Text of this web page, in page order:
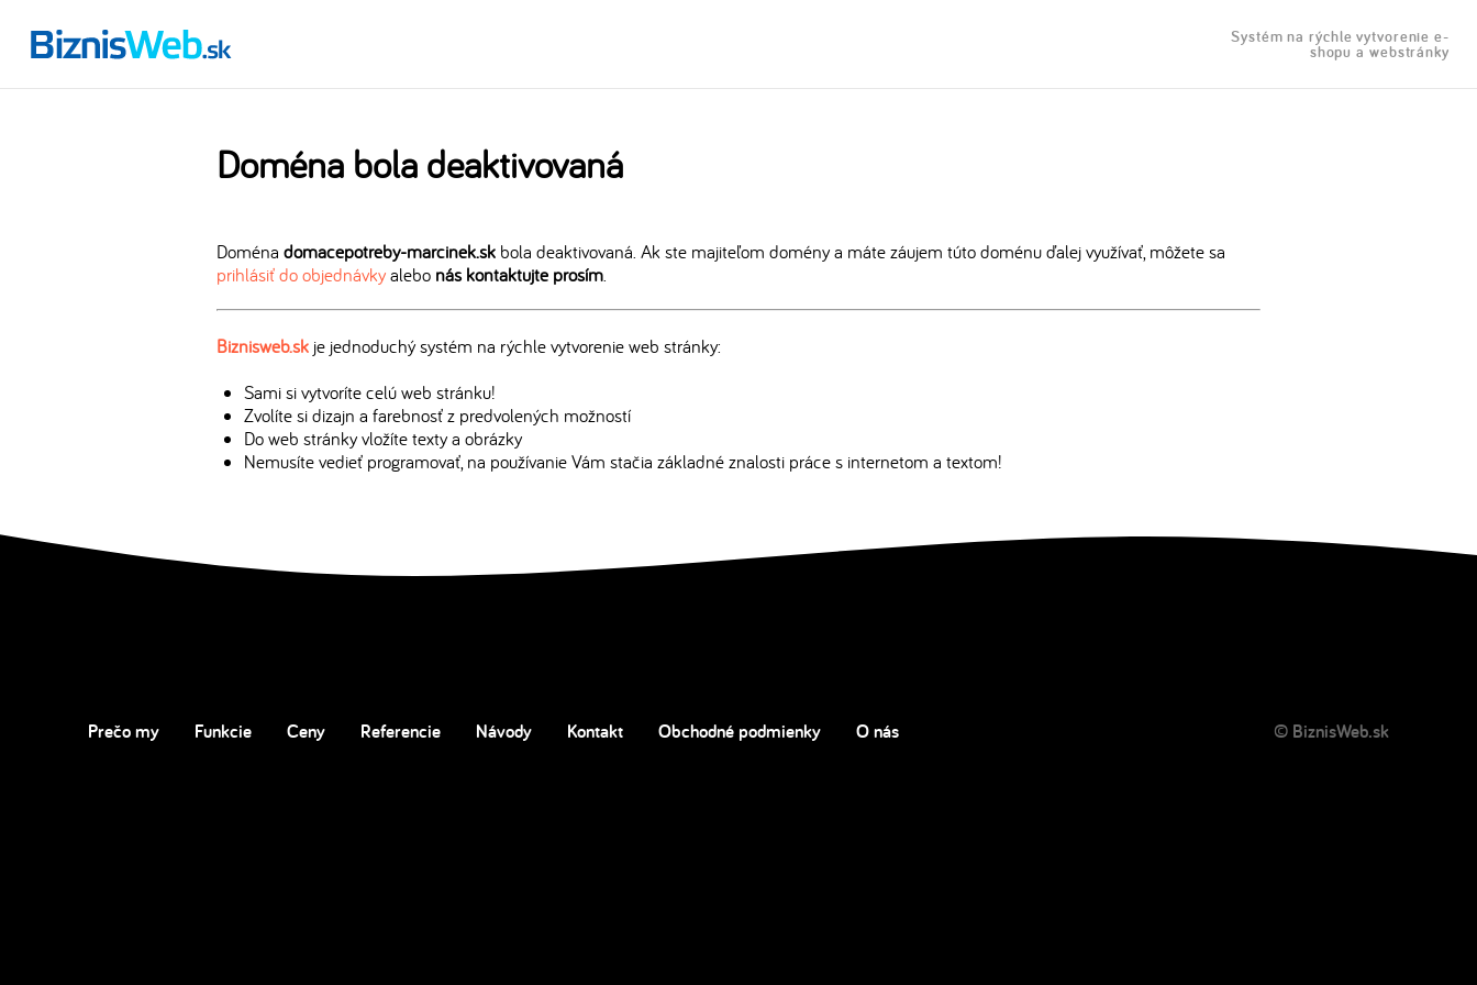
Systém na rýchle vytvorenie e-
shopu a webstránky
Doména bola deaktivovaná
Doména domacepotreby-marcinek.sk bola deaktivovaná. Ak ste majiteľom domény a máte záujem túto doménu ďalej využívať, môžete sa
prihlásiť do objednávkyalebo nás kontaktujte prosím
Biznisweb.sk je jednoduchý systém na rýchle vytvorenie web stránky:
Sami si vytvoríte celú web stránku!
Zvolíte si dizajn a farebnosť z predvolených možností
Do web stránky vložíte texty a obrázky
Nemusíte vedieť programovať, na používanie Vám stačia základné znalosti práce s internetom a textom!
Prečo my Funkcie Ceny Referencie Návody Kontakt Obchodné podmienky O nás © BiznisWeb.sk